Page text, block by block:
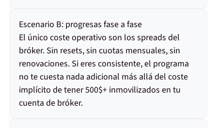
Escenario B: progresas fase a fase
El único coste operativo son los spreads del
bróker. Sin resets, sin cuotas mensuales, sin
renovaciones. Si eres consistente, el programa
no te cuesta nada adicional más allá del coste
implícito de tener 500$+ inmovilizados en tu
cuenta de bróker.